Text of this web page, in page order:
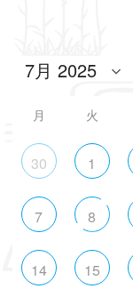
月 火
30 1
7 8
14 15